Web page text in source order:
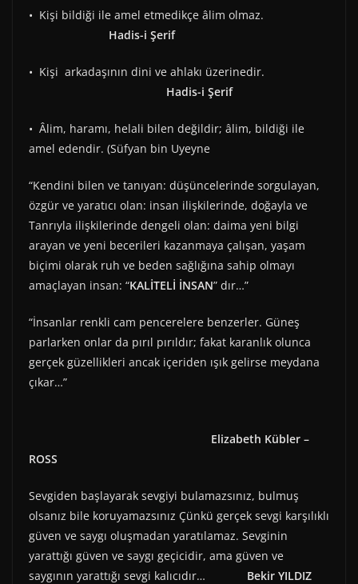
• Kişi bildiği ile amel etmedikçe âlim olmaz.
Hadis-i Şerif
• Kişi arkadaşının dini ve ahlakı üzerinedir.
Hadis-i Şerif
• Âlim, haramı, helali bilen değildir; âlim, bildiği ile
amel edendir. (Süfyan bin Uyeyne
“Kendini bilen ve tanıyan: düşüncelerinde sorgulayan,
özgür ve yaratıcı olan: insan ilişkilerinde, doğayla ve
Tanrıyla ilişkilerinde dengeli olan: daima yeni bilgi
arayan ve yeni becerileri kazanmaya çalışan, yaşam
biçimi olarak ruh ve beden sağlığına sahip olmayı
amaçlayan insan: “KALİTELİ İNSAN” dır…”
“İnsanlar renkli cam pencerelere benzerler. Güneş
parlarken onlar da pırıl pırıldır; fakat karanlık olunca
gerçek güzellikleri ancak içeriden ışık gelirse meydana
çıkar…”
Elizabeth Kübler –
ROSS
Sevgiden başlayarak sevgiyi bulamazsınız, bulmuş
olsanız bile koruyamazsınız Çünkü gerçek sevgi karşılıklı
güven ve saygı oluşmadan yaratılamaz. Sevginin
yarattığı güven ve saygı geçicidir, ama güven ve
saygının yarattığı sevgi kalıcıdır… Bekir YILDIZ